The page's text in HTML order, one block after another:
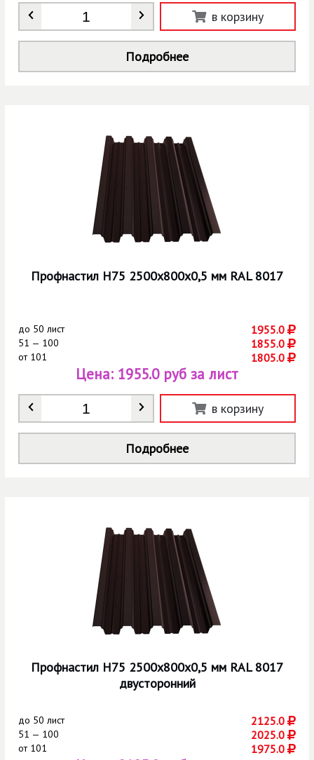
Количество в корзину
Подробнее
Профнастил Н75 2500х800х0,5 мм RAL 8017
до 50 лист 1955.0
51 — 100 1855.0
от101 1805.0
Количество
Цена: 1955.0 руб за лист
в корзину
Подробнее
Профнастил Н75 2500х800х0,5 мм RAL 8017
двусторонний
до 50 лист 2125.0
51 — 100 2025.0
от101 1975.0